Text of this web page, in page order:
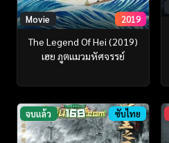
Movie 2019
The Legend Of Hei (2019)
เฮย ภูตแมวมหัศจรรย์​
จบแล้ว ซับไทย